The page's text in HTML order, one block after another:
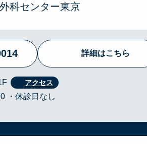
科センター東京
詳細はこちら
・休診日なし